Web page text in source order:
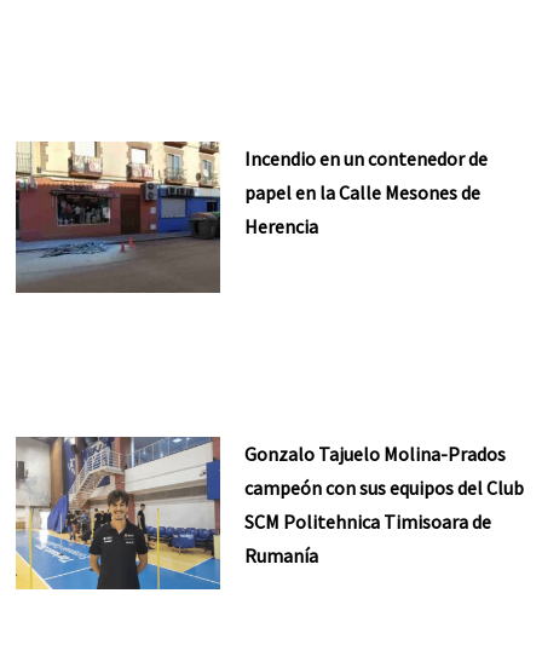
Incendio en un contenedor de
papel en la Calle Mesones de
Herencia
Gonzalo Tajuelo Molina-Prados
campeón con sus equipos del Club
SCM Politehnica Timisoara de
Rumanía